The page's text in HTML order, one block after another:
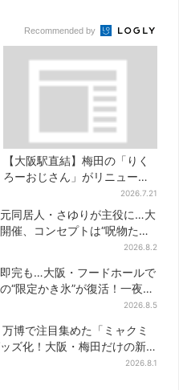
Recommended by
【大阪駅直結】梅田の「りく
ろーおじさん」がリニューア
ル！チーズケーキ以外も充
実…並ばず買える「ロッカ
ー」も設置
2026.7.21
同居人・さゆりが主役に…大
催、コンセプトは“呪物たち
2026.8.2
即完も…大阪・フードホールで
“限定かき氷”が復活！一夜限
2026.8.5
万博で注目集めた「ミャクミ
ズ化！大阪・梅田だけの新
2026.8.1